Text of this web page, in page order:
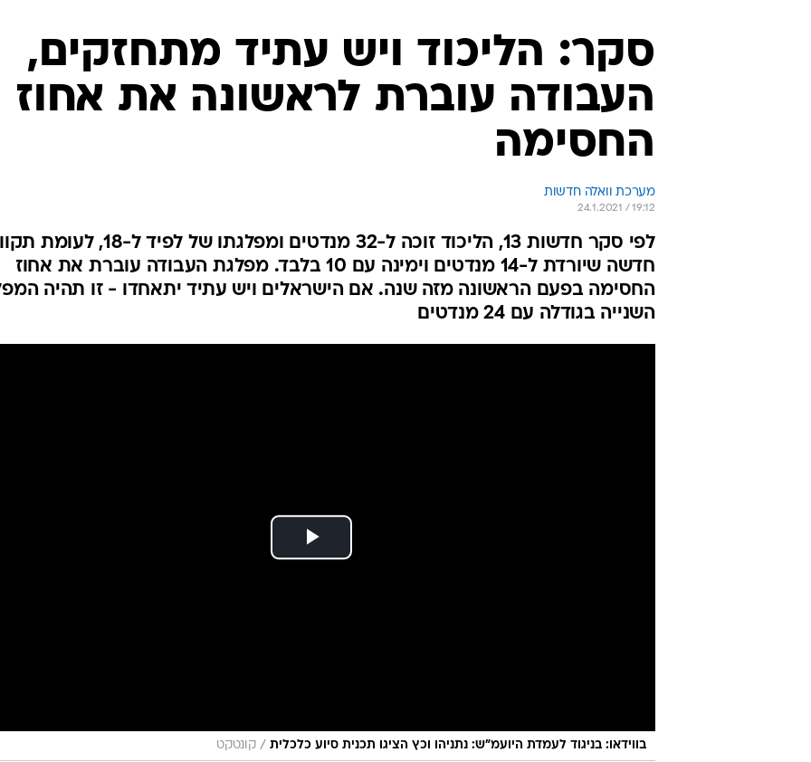
סקר: הליכוד ויש עתיד מתחזקים,
העבודה עוברת לראשונה את אחוז
החסימה
מערכת וואלה חדשות
24.1.2021 / 19:12
לפי סקר חדשות 13, הליכוד זוכה ל-32 מנדטים ומפלגתו של לפיד ל-18,
חדשה שיורדת ל-14 מנדטים וימינה עם 10 בלבד. מפלגת העבודה עוברת את אחוז
החסימה בפעם הראשונה מזה שנה. אם הישראלים ויש עתיד יתאחדו - זו תהיה
השנייה בגודלה עם 24 מנדטים
בווידאו: בניגוד לעמדת היועמ"ש: נתניהו וכץ הציגו תכנית סיוע כלכלית / קונטקט